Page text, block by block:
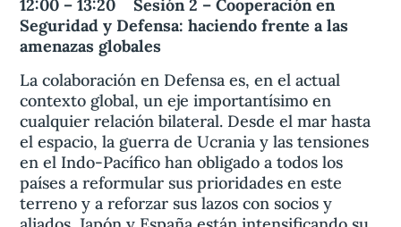
12:00 – 13:20 Sesión 2 – Cooperación en
Seguridad y Defensa: haciendo frente a las
amenazas globales
La colaboración en Defensa es, en el actual
contexto global, un eje importantísimo en
cualquier relación bilateral. Desde el mar hasta
el espacio, la guerra de Ucrania y las tensiones
en el Indo-Pacífico han obligado a todos los
países a reformular sus prioridades en este
terreno y a reforzar sus lazos con socios y